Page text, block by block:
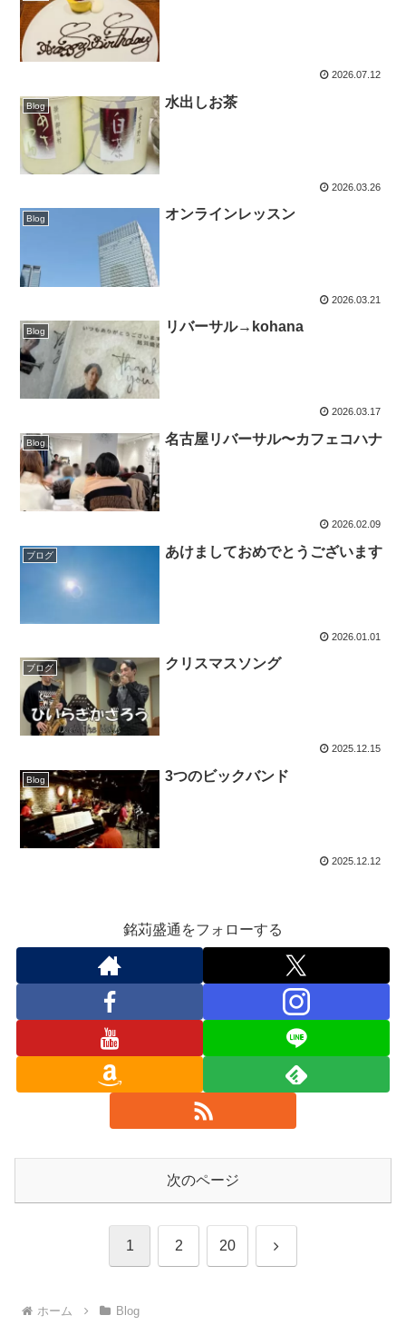
2026.07.12
Blog 水出しお茶
2026.03.26
Blog オンラインレッスン
2026.03.21
Blog リバーサル→kohana
2026.03.17
Blog 名古屋リバーサル〜カフェコハナ
2026.02.09
ブログ あけましておめでとうございます
2026.01.01
ブログ クリスマスソング
2025.12.15
Blog 3つのビックバンド
2025.12.12
銘苅盛通をフォローする
次のページ
1 2 20 次
ホーム Blog